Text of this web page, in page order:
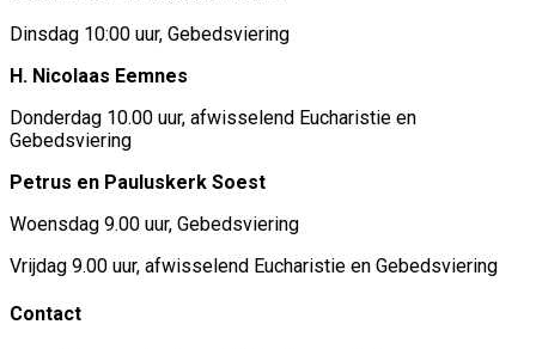
Dinsdag 10:00 uur, Gebedsviering
H. Nicolaas Eemnes
Donderdag 10.00 uur, afwisselend Eucharistie en
Gebedsviering
Petrus en Pauluskerk Soest
Woensdag 9.00 uur, Gebedsviering
Vrijdag 9.00 uur, afwisselend Eucharistie en Gebedsviering
Contact